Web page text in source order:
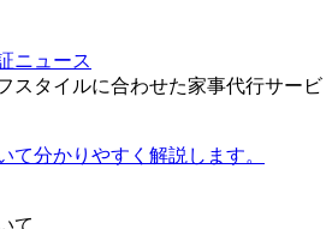
て分かりやすく解説します。